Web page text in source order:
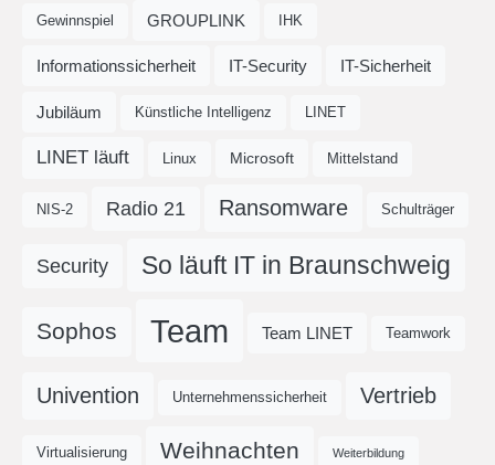
Gewinnspiel GROUPLINK IHK
Informationssicherheit IT-Security IT-Sicherheit
Jubiläum Künstliche Intelligenz LINET
LINET läuft Linux Microsoft Mittelstand
NIS-2 Radio 21 Ransomware Schulträger
Security So läuft IT in Braunschweig
Sophos Team Team LINET Teamwork
Univention Unternehmenssicherheit Vertrieb
Virtualisierung Weihnachten Weiterbildung